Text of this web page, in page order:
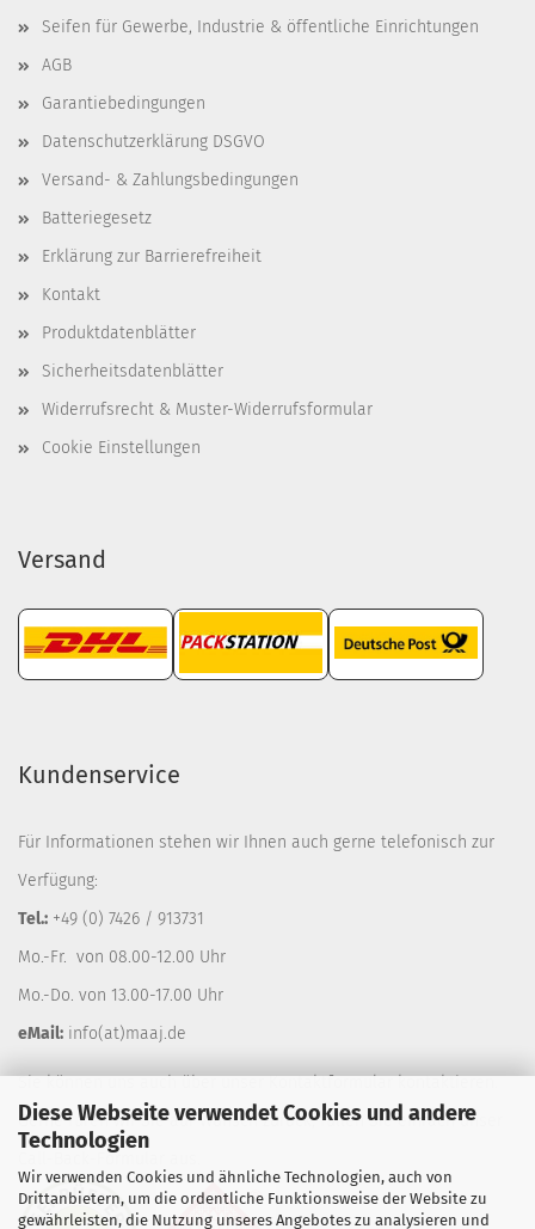
Diese Webseite verwendet Cookies und andere
Technologien
Wir verwenden Cookies und ähnliche Technologien, auch von
Drittanbietern, um die ordentliche Funktionsweise der Website zu
gewährleisten, die Nutzung unseres Angebotes zu analysieren und
Seifen für Gewerbe, Industrie & öffentliche Einrichtungen
AGB
Garantiebedingungen
Datenschutzerklärung DSGVO
Versand- & Zahlungsbedingungen
Batteriegesetz
Erklärung zur Barrierefreiheit
Kontakt
Produktdatenblätter
Sicherheitsdatenblätter
Widerrufsrecht & Muster-Widerrufsformular
Cookie Einstellungen
Versand
Kundenservice
Für Informationen stehen wir Ihnen auch gerne telefonisch zur
Verfügung:
Tel.: +49 (0) 7426 / 913731
Mo.-Fr. von 08.00-12.00 Uhr
Mo.-Do. von 13.00-17.00 Uhr
eMail: info(at)maaj.de
Sie können uns auch über unserKontaktformularkontaktieren.
Gerne rufen wir Sie auf Wunsch zurück, füllen Sie einfach unser
Call-Back-Formular